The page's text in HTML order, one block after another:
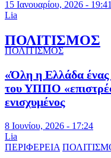
15 Ιανουαρίου, 2026 - 19:41
Lia
ΠΟΛΙΤΙΣΜΟΣ
ΠΟΛΙΤΙΣΜΟΣ
«Όλη η Ελλάδα ένας
του ΥΠΠΟ
ενισχυμένος
8 Ιουνίου, 2026 - 17:24
Lia
ΠΕΡΙΦΕΡΕΙΑ